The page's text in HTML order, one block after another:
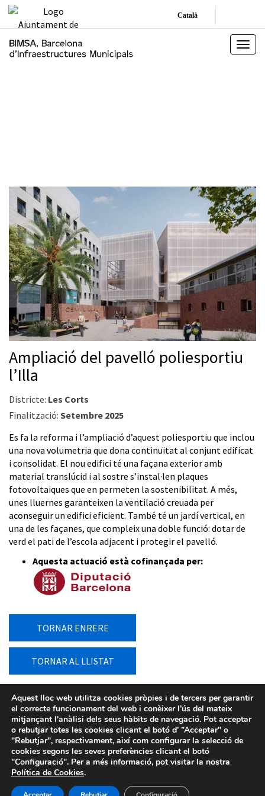
Català
Ampliació del pavelló poliesportiu
l’Illa
Districte: Les Corts
Finalització: Setembre 2025
Es fa la reforma i l’ampliació d’aquest poliesportiu que inclou
una nova volumetria que dona continuïtat al conjunt edificat
i consolidat. El nou edifici té una façana exterior amb
material translúcid i al sostre s’instal·len plaques
fotovoltaiques que en permeten la sostenibilitat. A més,
unes lluernes garanteixen la ventilació creuada per
aconseguir un edifici eficient. També té un jardí vertical, en
una de les façanes, que compleix una doble funció: dotar de
verd el pati de l’escola adjacent i protegir el pavelló.
Aquesta actuació està cofinançada per:
TORNAR ENRERE
TORNAR AL LLISTAT
Aquest lloc web utilitza cookies pròpies i de tercers per garantir
el correcte funcionament del web i conèixer l’ús del mateix
mitjançant l'anàlisi dels seus hàbits de navegació. Pot acceptar
o rebutjar totes les cookies clicant el botó d’ ”Acceptar" o
"Rebutjar", respectivament, així com configurar la selecció de
cookies segons les seves preferències clicant el botó
"Configuració". Per a més informació, pot visitar la nostra
Política de Cookies.